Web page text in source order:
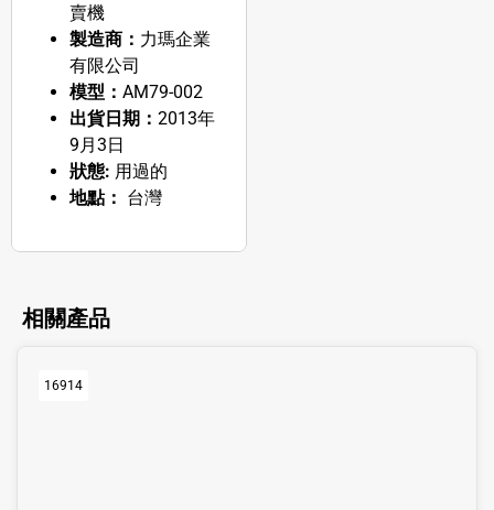
賣機
製造商： 力瑪企業
有限公司
模型： AM79-002
出貨日期： 2013年
9月3日
狀態: 用過的
地點： 台灣
相關產品
16914